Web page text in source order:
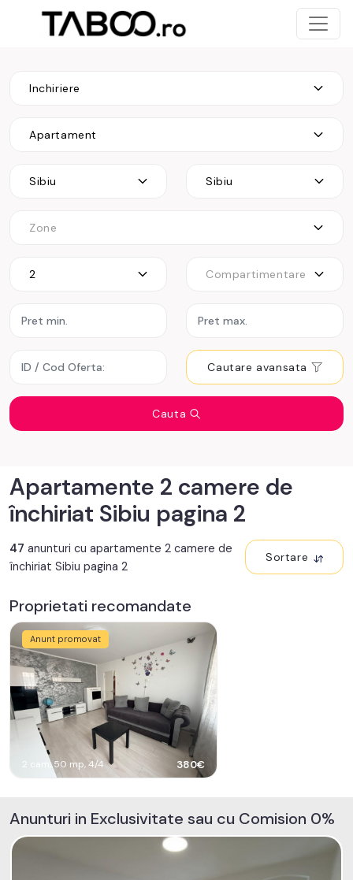
Inchiriere
Apartament
Sibiu Sibiu
Zone
2 Compartimentare
Cautare avansata
Cauta
Apartamente 2 camere de
închiriat Sibiu pagina 2
47 anunturi cu apartamente 2 camere de
închiriat Sibiu pagina 2
Sortare
Proprietati recomandate
Anunt promovat
2 cam, 50 mp, 4/4 380€
Anunturi in Exclusivitate sau cu Comision 0%